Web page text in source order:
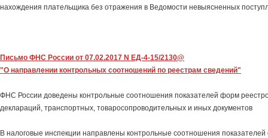
нахождения плательщика без отражения в Ведомости невыясненных
Письмо ФНС России от 07.02.2017 N ЕД-4-15/2130@
"О направлении контрольных соотношений по реестрам сведений"
ФНС России доведены контрольные соотношения показателей форм
деклараций, транспортных, товаросопроводительных и иных документов
В налоговые инспекции направлены контрольные соотношения